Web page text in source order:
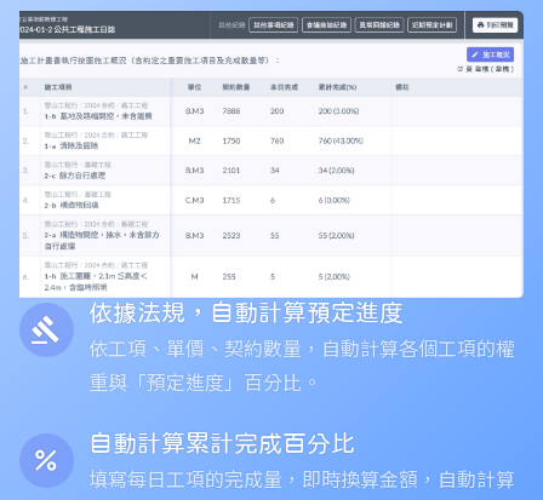
gavel
依據法規，自動計算預定進度
依工項、單價、契約數量，自動計算各個工項的權
重與「預定進度」百分比。
percent
自動計算累計完成百分比
填寫每日工項的完成量，即時換算金額，自動計算